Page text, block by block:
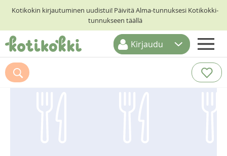
Kotikokin kirjautuminen uudistui! Päivitä Alma-tunnuksesi Kotikokki-
tunnukseen täällä
ETUSIVU
RESEPTIHAKU
Kirjaudu
Suosittelemme myös